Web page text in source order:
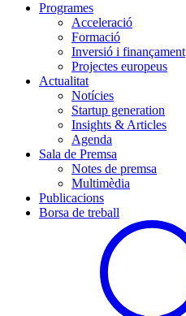
Programes
Acceleració
Formació
Inversió i finançament
Projectes europeus
Actualitat
Notícies
Startup generation
Insights & Articles
Agenda
Sala de Premsa
Notes de premsa
Multimèdia
Publicacions
Borsa de treball